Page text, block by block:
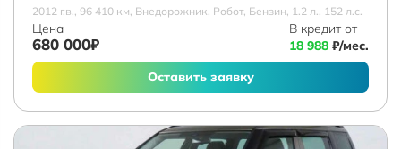
2012 г.в., 96 410 км, Внедорожник, Робот, Бензин, 1.2 л., 152 л.с.
Цена
680 000₽
В кредит от
18 988 ₽/мес.
Оставить заявку